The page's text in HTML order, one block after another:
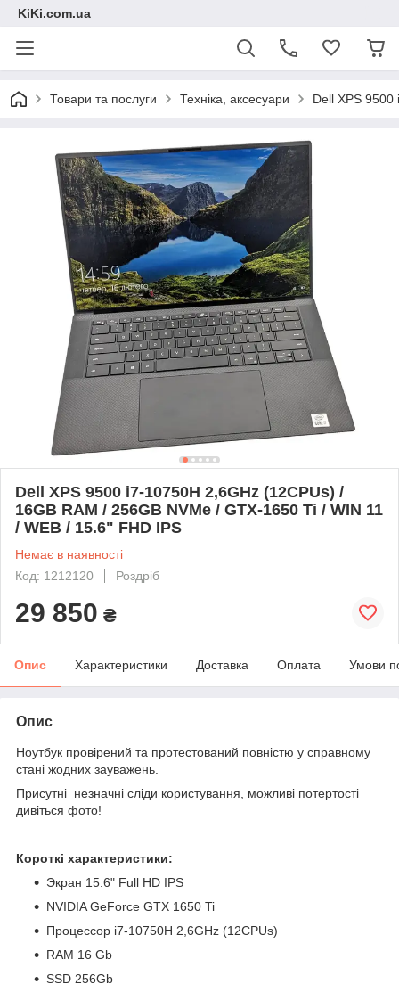
KiKi.com.ua
Товари та послуги Техніка, аксесуари Dell XPS
Dell XPS 9500 i7-10750H 2,6GHz (12CPUs) /
16GB RAM / 256GB NVMe / GTX-1650 Ti / WIN 11
/ WEB / 15.6" FHD IPS
Немає в наявності
Код: 1212120
Роздріб
29 850 ₴
Опис Характеристики Доставка Оплата Умови
Опис
Ноутбук провірений та протестований повністю у справному
стані жодних зауважень.
Присутні незначні сліди користування, можливі потертості
дивіться фото!
Короткі характеристики:
Экран 15.6" Full HD IPS
NVIDIA GeForce GTX 1650 Ti
Процессор i7-10750H 2,6GHz (12CPUs)
RAM 16 Gb
SSD 256Gb